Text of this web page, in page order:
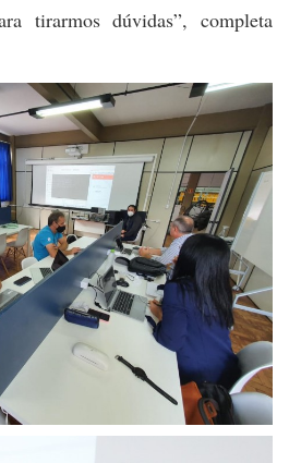
tirarmos dúvidas”, completa